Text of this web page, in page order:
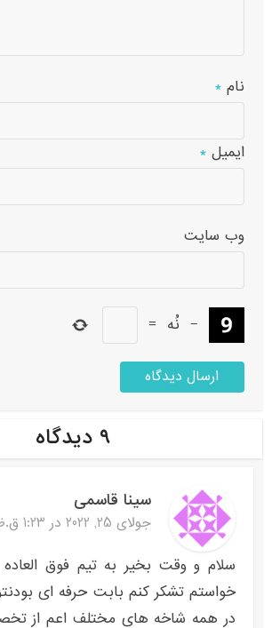
نام*
ایمیل*
وب‌ سایت
− نُه =
۹ دیدگاه
سینا قاسمی
جولای 25, 2022 در 1:23 ق.ظ
سلام و وقت بخیر به تیم فوق
خواستم تشکر کنم بابت حرفه ای
در همه شاخه های مختلف اعم از